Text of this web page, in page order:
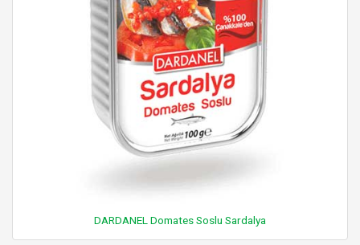
DARDANEL Domates Soslu Sardalya